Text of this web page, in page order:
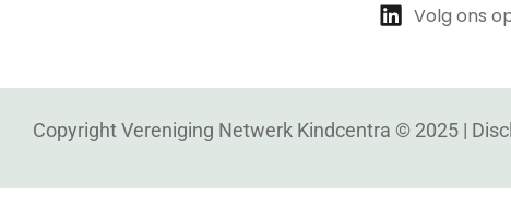
Volg ons
Copyright Vereniging Netwerk Kindcentra © 2025 |